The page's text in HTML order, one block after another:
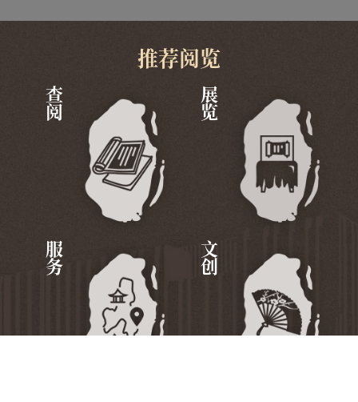
推荐阅览
查阅 展览
服务 文创